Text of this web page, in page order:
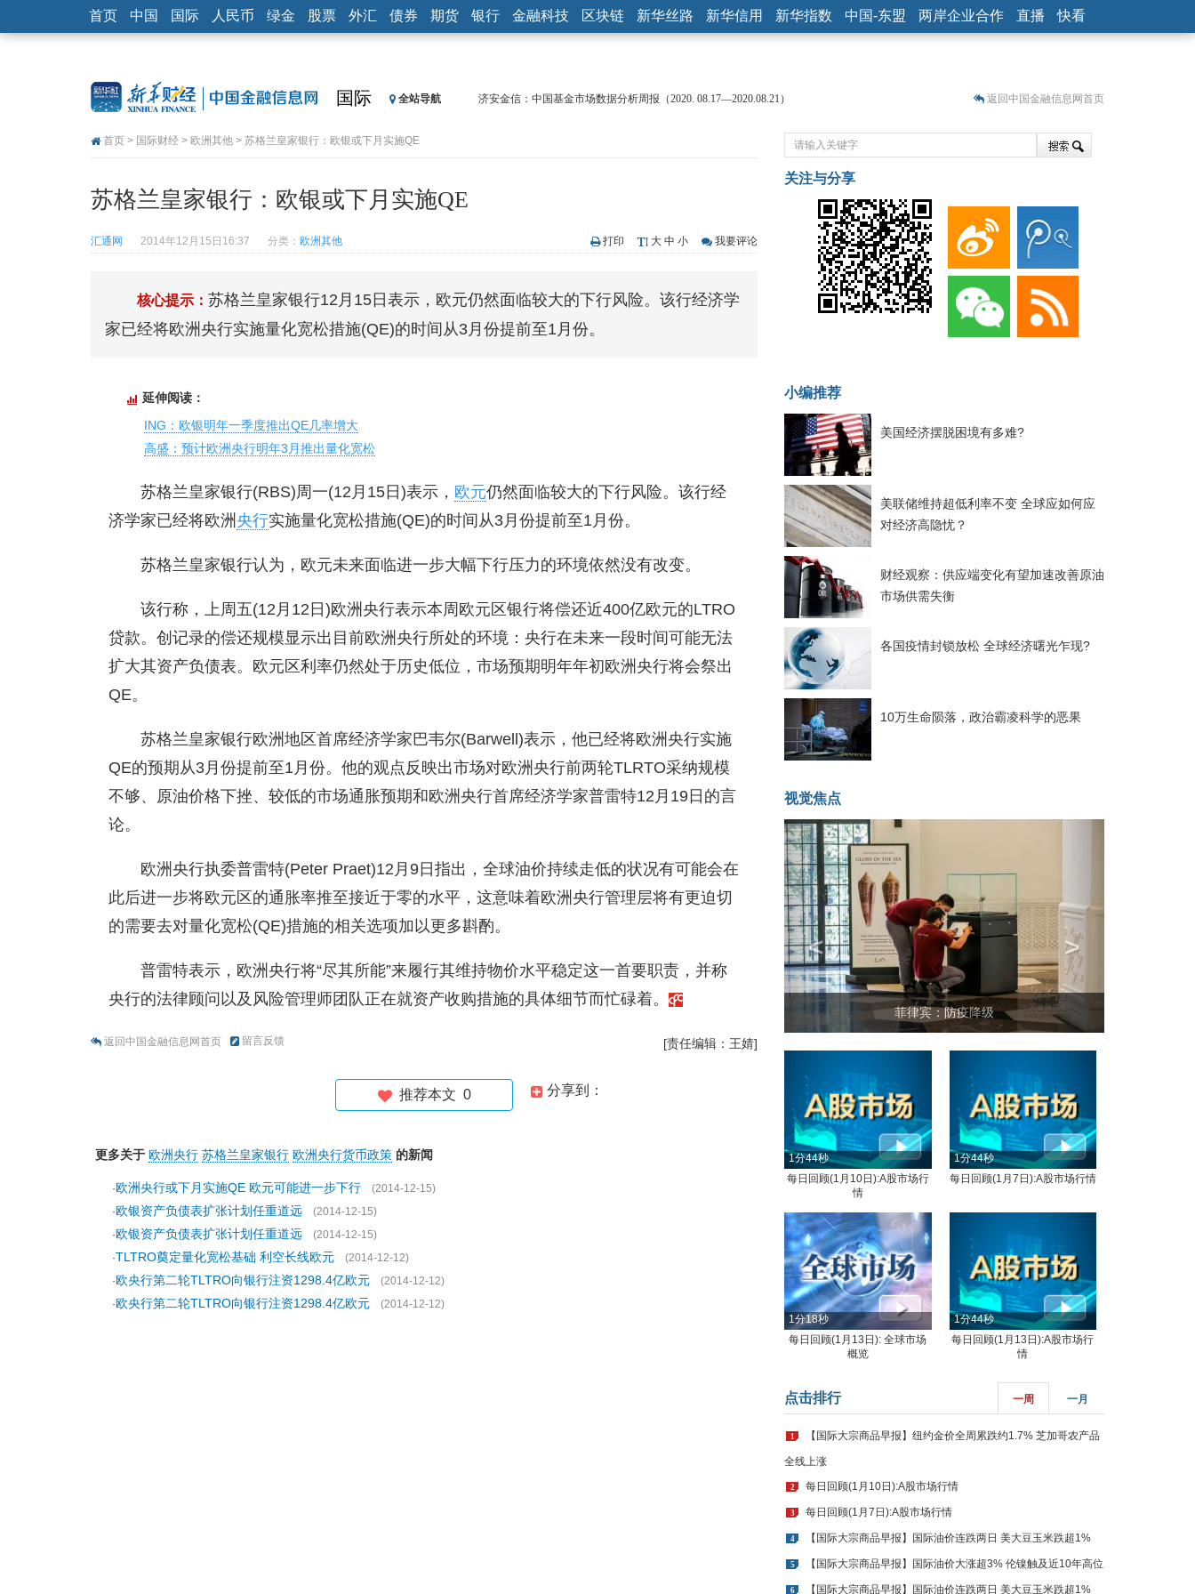
首页 中国 国际 人民币 绿金 股票 外汇 债券 期货 银行 金融科技 区块链 新华丝路 新华信用 新华指数 中国-东盟 两岸企业合作 直播 快看
国际 全站导航
济安金信：中国基金市场数据分析周报（2020. 08.17—2020.08.21）
央行公开市场净投放300亿元 短端资金利率明显下行
恒生聚源：北斗收官之星发射成功，全产业链解析
返回中国金融信息网首页
首页 > 国际财经 > 欧洲其他 > 苏格兰皇家银行：欧银或下月实施QE
苏格兰皇家银行：欧银或下月实施QE
汇通网 2014年12月15日16:37 分类： 欧洲其他 打印 大 中 小 我要评论
核心提示： 苏格兰皇家银行12月15日表示，欧元仍然面临较大的下行风险。该行经济学
家已经将欧洲央行实施量化宽松措施(QE)的时间从3月份提前至1月份。
延伸阅读：
ING：欧银明年一季度推出QE几率增大
高盛：预计欧洲央行明年3月推出量化宽松
苏格兰皇家银行(RBS)周一(12月15日)表示， 欧元仍然面临较大的下行风险。该行经
济学家已经将欧洲央行实施量化宽松措施(QE)的时间从3月份提前至1月份。
苏格兰皇家银行认为，欧元未来面临进一步大幅下行压力的环境依然没有改变。
该行称，上周五(12月12日)欧洲央行表示本周欧元区银行将偿还近400亿欧元的LTRO
贷款。创记录的偿还规模显示出目前欧洲央行所处的环境：央行在未来一段时间可能无法
扩大其资产负债表。欧元区利率仍然处于历史低位，市场预期明年年初欧洲央行将会祭出
QE。
苏格兰皇家银行欧洲地区首席经济学家巴韦尔(Barwell)表示，他已经将欧洲央行实施
QE的预期从3月份提前至1月份。他的观点反映出市场对欧洲央行前两轮TLRTO采纳规模
不够、原油价格下挫、较低的市场通胀预期和欧洲央行首席经济学家普雷特12月19日的言
论。
欧洲央行执委普雷特(Peter Praet)12月9日指出，全球油价持续走低的状况有可能会在
此后进一步将欧元区的通胀率推至接近于零的水平，这意味着欧洲央行管理层将有更迫切
的需要去对量化宽松(QE)措施的相关选项加以更多斟酌。
普雷特表示，欧洲央行将“尽其所能”来履行其维持物价水平稳定这一首要职责，并称
央行的法律顾问以及风险管理师团队正在就资产收购措施的具体细节而忙碌着。
返回中国金融信息网首页 留言反馈 [责任编辑：王婧]
分享到：
推荐本文 0
更多关于 欧洲央行 苏格兰皇家银行 欧洲央行货币政策 的新闻
·欧洲央行或下月实施QE 欧元可能进一步下行
(2014-12-15)
·欧银资产负债表扩张计划任重道远
(2014-12-15)
·欧银资产负债表扩张计划任重道远
(2014-12-15)
·TLTRO奠定量化宽松基础 利空长线欧元
(2014-12-12)
·欧央行第二轮TLTRO向银行注资1298.4亿欧元
(2014-12-12)
·欧央行第二轮TLTRO向银行注资1298.4亿欧元 (2014-12-12)
关注与分享
小编推荐
美国经济摆脱困境有多难?
美联储维持超低利率不变 全球应如何应
对经济高隐忧？
财经观察：供应端变化有望加速改善原油
市场供需失衡
各国疫情封锁放松 全球经济曙光乍现?
10万生命陨落，政治霸凌科学的恶果
视觉焦点
菲律宾：防疫降级
< >
1分44秒
每日回顾(1月10日):A股市场行
情
1分44秒
每日回顾(1月7日):A股市场行情
1分18秒
每日回顾(1月13日): 全球市场
概览
1分44秒
每日回顾(1月13日):A股市场行
情
点击排行 一周 一月
1 【国际大宗商品早报】纽约金价全周累跌约1.7% 芝加哥农产品
全线上涨
2 每日回顾(1月10日):A股市场行情
3 每日回顾(1月7日):A股市场行情
4 【国际大宗商品早报】国际油价连跌两日 美大豆玉米跌超1%
5 【国际大宗商品早报】国际油价大涨超3% 伦镍触及近10年高位
6 【国际大宗商品早报】国际油价连跌两日 美大豆玉米跌超1%